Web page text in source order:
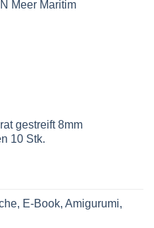
Meer Maritim
gestreift 8mm
10 Stk.
E-Book, Amigurumi,